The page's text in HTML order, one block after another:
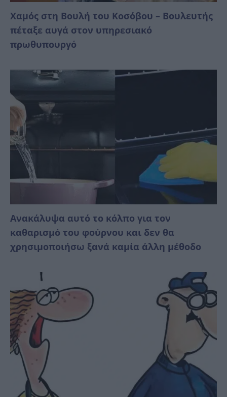
Χαμός στη Βουλή του Κοσόβου – Βουλευτής
πέταξε αυγά στον υπηρεσιακό
πρωθυπουργό
Ανακάλυψα αυτό το κόλπο για τον
καθαρισμό του φούρνου και δεν θα
χρησιμοποιήσω ξανά καμία άλλη μέθοδο